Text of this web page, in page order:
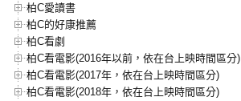
柏C愛讀書
柏C的好康推薦
柏C看劇
柏C看電影(2016年以前，依在台上映時間區分)
柏C看電影(2017年，依在台上映時間區分)
柏C看電影(2018年，依在台上映時間區分)